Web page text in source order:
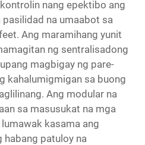
nang epektibo ang
na umaabot sa
Ang maramihang yunit
ng sentralisadong
magbigay ng pare-
kahalumigmigan sa buong
Ang modular na
sa masusukat na mga
kasama ang
habang patuloy na